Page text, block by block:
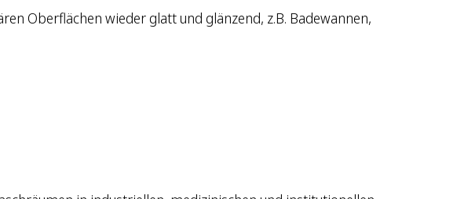
Oberflächen wieder glatt und glänzend, z.B. Badewannen,